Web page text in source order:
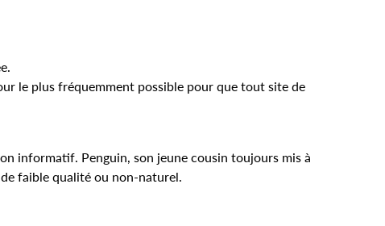
le plus fréquemment possible pour que tout site de
informatif. Penguin, son jeune cousin toujours mis à
faible qualité ou non-naturel.